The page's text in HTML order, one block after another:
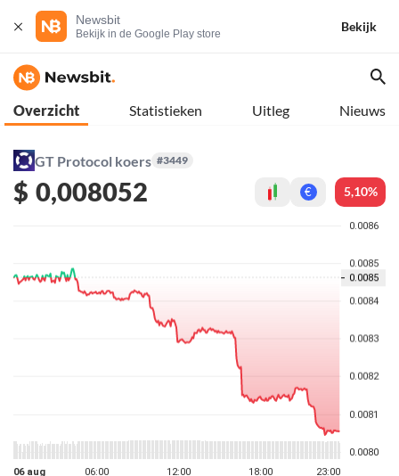
Newsbit
Bekijk in de Google Play store
Bekijk
Overzicht Statistieken Uitleg Nieuws
GT Protocol koers #3449
$ 0,008052 € 5,10%